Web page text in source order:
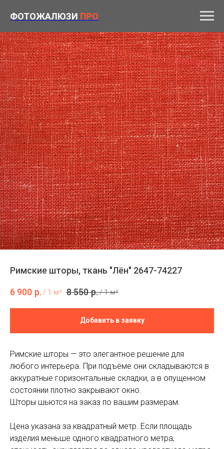
ФОТОЖАЛЮЗИ ПРО
Римские шторы, ткань "Лён" 2647-74227
6 900 р. / 1 м² 8 550 р./1 м²
Добавить в заявку
Римские шторы — это элегантное решение для
любого интерьера. При подъёме они складываются в
аккуратные горизонтальные складки, а в опущенном
состоянии плотно закрывают окно.
Шторы шьются на заказ по вашим размерам.
Цена указана за квадратный метр. Если площадь
изделия меньше одного квадратного метра,